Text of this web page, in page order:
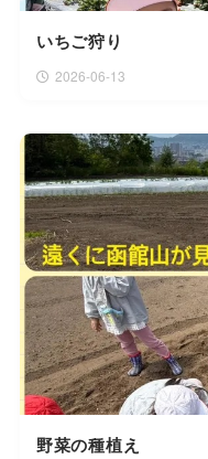
いちご狩り
2026-06-13
野菜の種植え